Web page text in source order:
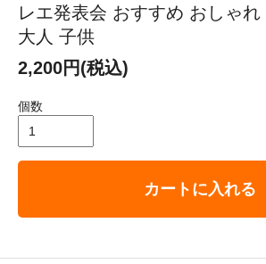
レエ発表会 おすすめ おしゃ
大人 子供
2,200円(税込)
個数
カートに入れる